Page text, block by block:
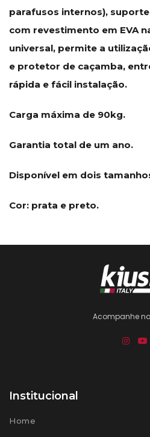
parafusos internos),
com revestimento em EVA
universal, permite a
e protetor de caçamba,
rápida e fácil instalação.
Carga máxima de 90kg.
Garantia total de um ano.
Disponível em dois
Cor: prata e preto.
Acompanhe
Institucional
Home